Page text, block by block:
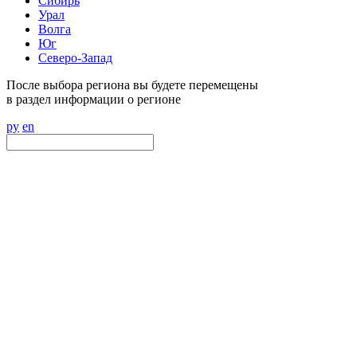
Урал
Волга
Юг
Северо-Запад
После выбора региона вы будете перемещены
в раздел информации о регионе
ру en